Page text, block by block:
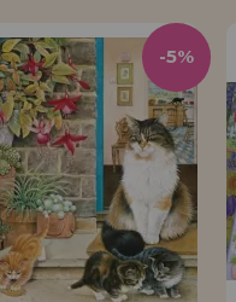
-5%